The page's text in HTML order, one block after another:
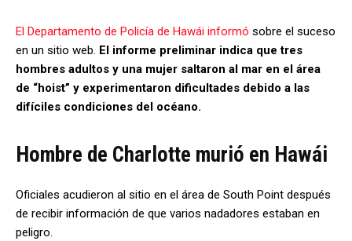
El Departamento de Policía de Hawái informó sobre el suceso
en un sitio web. El informe preliminar indica que tres
hombres adultos y una mujer saltaron al mar en el área
de “hoist” y experimentaron dificultades debido a las
difíciles condiciones del océano.
Hombre de Charlotte murió en Hawái
Oficiales acudieron al sitio en el área de South Point después
de recibir información de que varios nadadores estaban en
peligro.